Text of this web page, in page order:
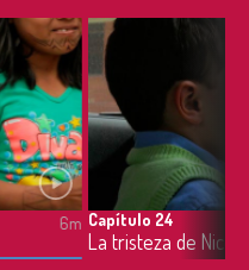
6m Capítulo 24
La tristeza de